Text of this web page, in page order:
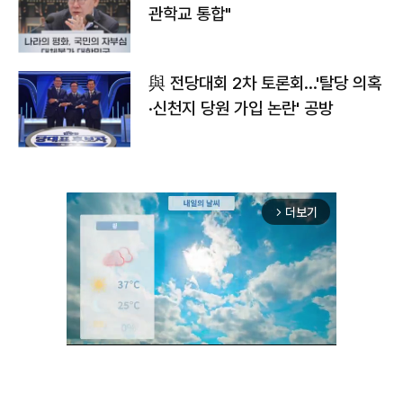
관학교 통합"
與 전당대회 2차 토론회…'탈당 의혹
·신천지 당원 가입 논란' 공방
arrow_forward_ios 더보기